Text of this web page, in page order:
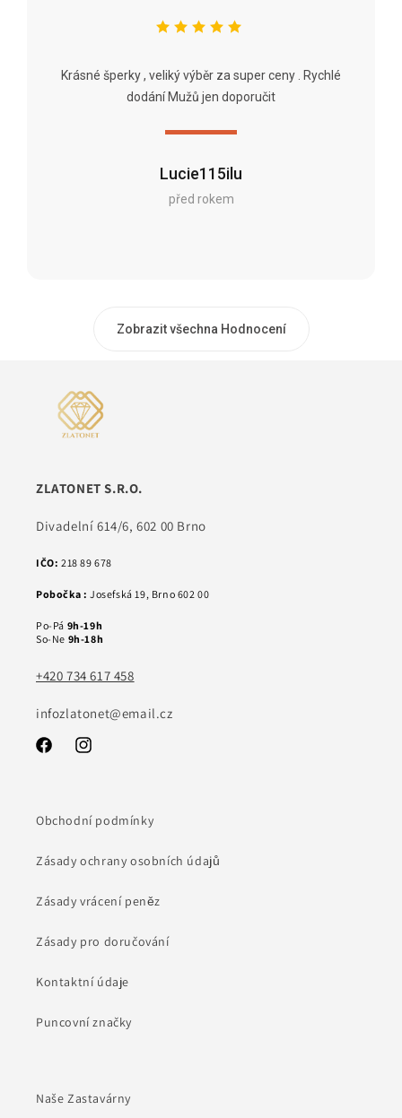
Lucie115ilu
před rokem
Krásné šperky , veliký výběr za super ceny . Rychlé
dodání Mužů jen doporučit
Zobrazit všechna Hodnocení
ZLATONET S.R.O.
Divadelní 614/6, 602 00 Brno
IČO: 218 89 678
Pobočka : Josefská 19, Brno 602 00
Po-Pá 9h-19h
So-Ne 9h-18h
+420 734 617 458
infozlatonet@email.cz
FacebookInstagram
Obchodní podmínky
Zásady ochrany osobních údajů
Zásady vrácení peněz
Zásady pro doručování
Kontaktní údaje
Puncovní značky
Naše Zastavárny